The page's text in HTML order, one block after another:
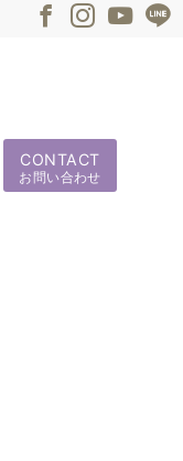
CONTACT
お問い合わせ